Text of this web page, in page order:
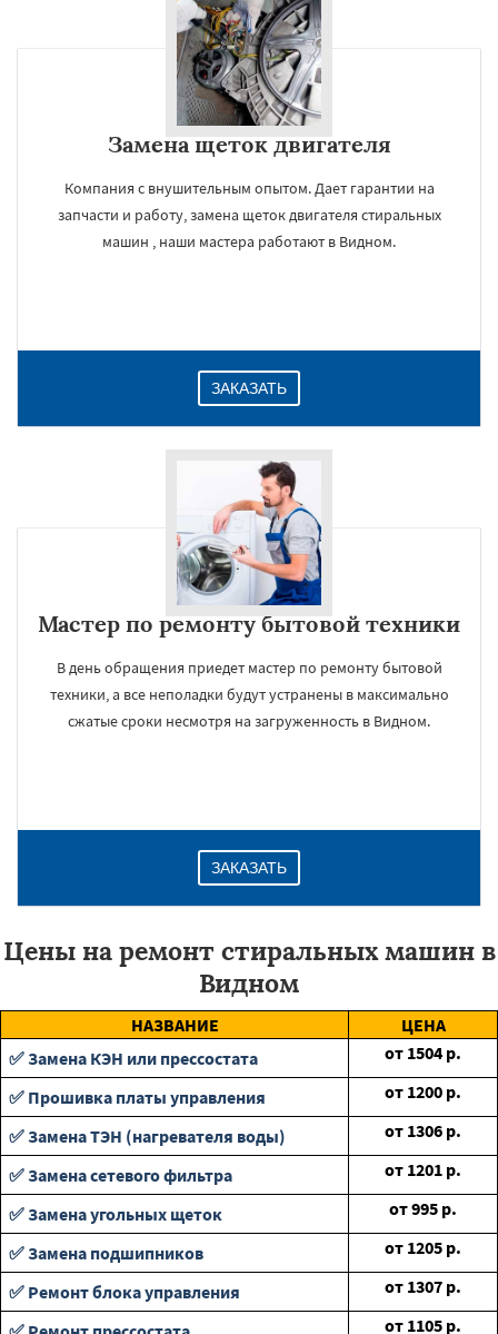
Замена щеток двигателя
Компания с внушительным опытом. Дает гарантии на
запчасти и работу, замена щеток двигателя стиральных
машин , наши мастера работают в Видном.
ЗАКАЗАТЬ
Мастер по ремонту бытовой техники
В день обращения приедет мастер по ремонту бытовой
техники, а все неполадки будут устранены в максимально
сжатые сроки несмотря на загруженность в Видном.
ЗАКАЗАТЬ
Цены на ремонт стиральных машин в
Видном
НАЗВАНИЕ
ЦЕНА
✅ Замена КЭН или прессостата
от 1504 р.
✅ Прошивка платы управления
от 1200 р.
✅ Замена ТЭН (нагревателя воды)
от 1306 р.
✅ Замена сетевого фильтра
от 1201 р.
✅ Замена угольных щеток
от995 р.
✅ Замена подшипников
от 1205 р.
✅ Ремонт блока управления
от 1307 р.
от 1105 р.